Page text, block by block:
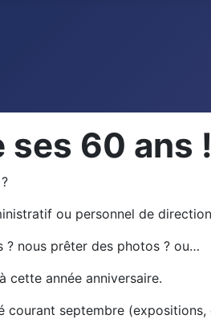
ses 60 ans !
ou personnel de
? nous prêter des photos ? ou…
cette année anniversaire.
septembre